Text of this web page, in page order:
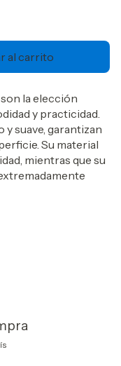
la elección
y practicidad.
suave, garantizan
Su material
mientras que su
paso de tu día.